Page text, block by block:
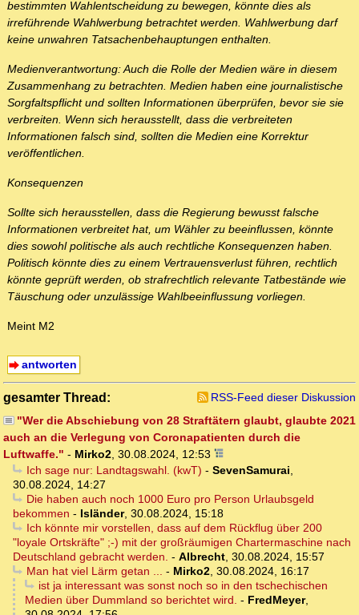
bestimmten Wahlentscheidung zu bewegen, könnte dies als
irreführende Wahlwerbung betrachtet werden. Wahlwerbung darf
keine unwahren Tatsachenbehauptungen enthalten.
Medienverantwortung: Auch die Rolle der Medien wäre in diesem
Zusammenhang zu betrachten. Medien haben eine journalistische
Sorgfaltspflicht und sollten Informationen überprüfen, bevor sie sie
verbreiten. Wenn sich herausstellt, dass die verbreiteten
Informationen falsch sind, sollten die Medien eine Korrektur
veröffentlichen.
Konsequenzen
Sollte sich herausstellen, dass die Regierung bewusst falsche
Informationen verbreitet hat, um Wähler zu beeinflussen, könnte
dies sowohl politische als auch rechtliche Konsequenzen haben.
Politisch könnte dies zu einem Vertrauensverlust führen, rechtlich
könnte geprüft werden, ob strafrechtlich relevante Tatbestände wie
Täuschung oder unzulässige Wahlbeeinflussung vorliegen.
Meint M2
antworten
gesamter Thread:
RSS-Feed dieser Diskussion
"Wer die Abschiebung von 28 Straftätern glaubt, glaubte 2021
auch an die Verlegung von Coronapatienten durch die
Luftwaffe." - Mirko2, 30.08.2024, 12:53
Ich sage nur: Landtagswahl. (kwT) - SevenSamurai,
30.08.2024, 14:27
Die haben auch noch 1000 Euro pro Person Urlaubsgeld
bekommen - Isländer, 30.08.2024, 15:18
Ich könnte mir vorstellen, dass auf dem Rückflug über 200
"loyale Ortskräfte" ;-) mit der großräumigen Chartermaschine nach
Deutschland gebracht werden. - Albrecht, 30.08.2024, 15:57
Man hat viel Lärm getan ... - Mirko2, 30.08.2024, 16:17
ist ja interessant was sonst noch so in den tschechischen
Medien über Dummland so berichtet wird. - FredMeyer,